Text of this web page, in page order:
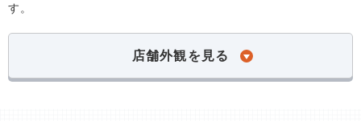
す。
店舗外観を見る